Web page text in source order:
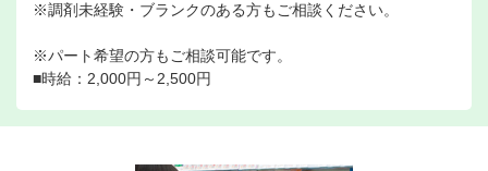
※調剤未経験・ブランクのある方もご相談ください。
※パート希望の方もご相談可能です。
■時給：2,000円～2,500円